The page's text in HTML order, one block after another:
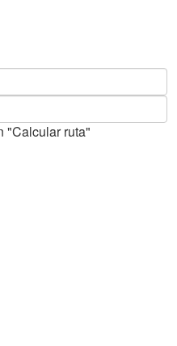
"Calcular ruta"